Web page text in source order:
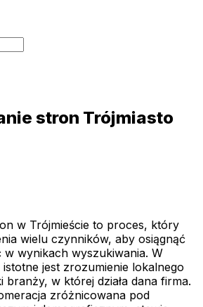
stron Trójmiasto
w Trójmieście to proces, który
wielu czynników, aby osiągnąć
wynikach wyszukiwania. W
jest zrozumienie lokalnego
w której działa dana firma.
zróżnicowana pod